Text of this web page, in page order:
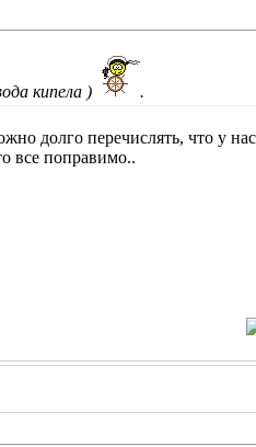
кипела ) .
долго перечислять, что у
все поправимо..